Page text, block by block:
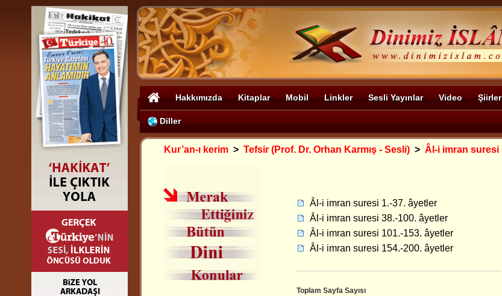
Hakkımızda Kitaplar Mobil Linkler Sesli Yayınlar Video Şiirler
Diller
Kur’an-ı kerim > Tefsir (Prof. Dr. Orhan Karmış - Sesli) > Âl-i imran suresi
Âl-i imran suresi 1.-37. âyetler
Âl-i imran suresi 38.-100. âyetler
Âl-i imran suresi 101.-153. âyetler
Âl-i imran suresi 154.-200. âyetler
Toplam Sayfa Sayısı